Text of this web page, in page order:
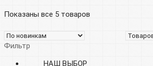
Показаны все 5 товаров
Фильтр
НАШ ВЫБОР